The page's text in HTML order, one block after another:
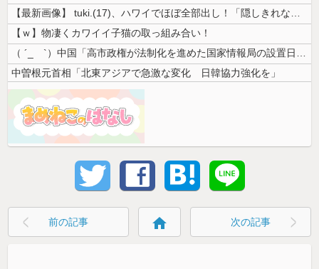
【最新画像】 tuki.(17)、ハワイでほぼ全部出し！「隠しきれない...
【ｗ】物凄くカワイイ子猫の取っ組み合い！
（ ´_ゝ`）中国「高市政権が法制化を進めた国家情報局の設置日が7月3...
中曽根元首相「北東アジアで急激な変化 日韓協力強化を」
前の記事 home 次の記事